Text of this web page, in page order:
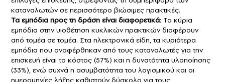
καταναλωτών σε περισσότερο βιώσιμες πρακτικές.
Τα εμπόδια προς τη δράση είναι διαφορετικά: Τα κύρια
εμπόδια στην υιοθέτηση κυκλικών πρακτικών διαφέρουν
από τομέα σε τομέα. Στα ηλεκτρονικά είδη, τα κυριότερα
εμπόδια που αναφέρθηκαν από τους καταναλωτές για την
επισκευή είναι το κόστος (57%) και η δυνατότητα υλοποίησης
(33%), ενώ συχνά η ασυμβατότητα του λογισμικού και οι
ημερομηνίες λήξης καθιστούν δύσκολο για τους